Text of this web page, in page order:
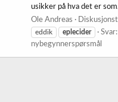
usikker på hva det er
Ole Andreas
eddik
eplecider
nybegynnerspørsmål